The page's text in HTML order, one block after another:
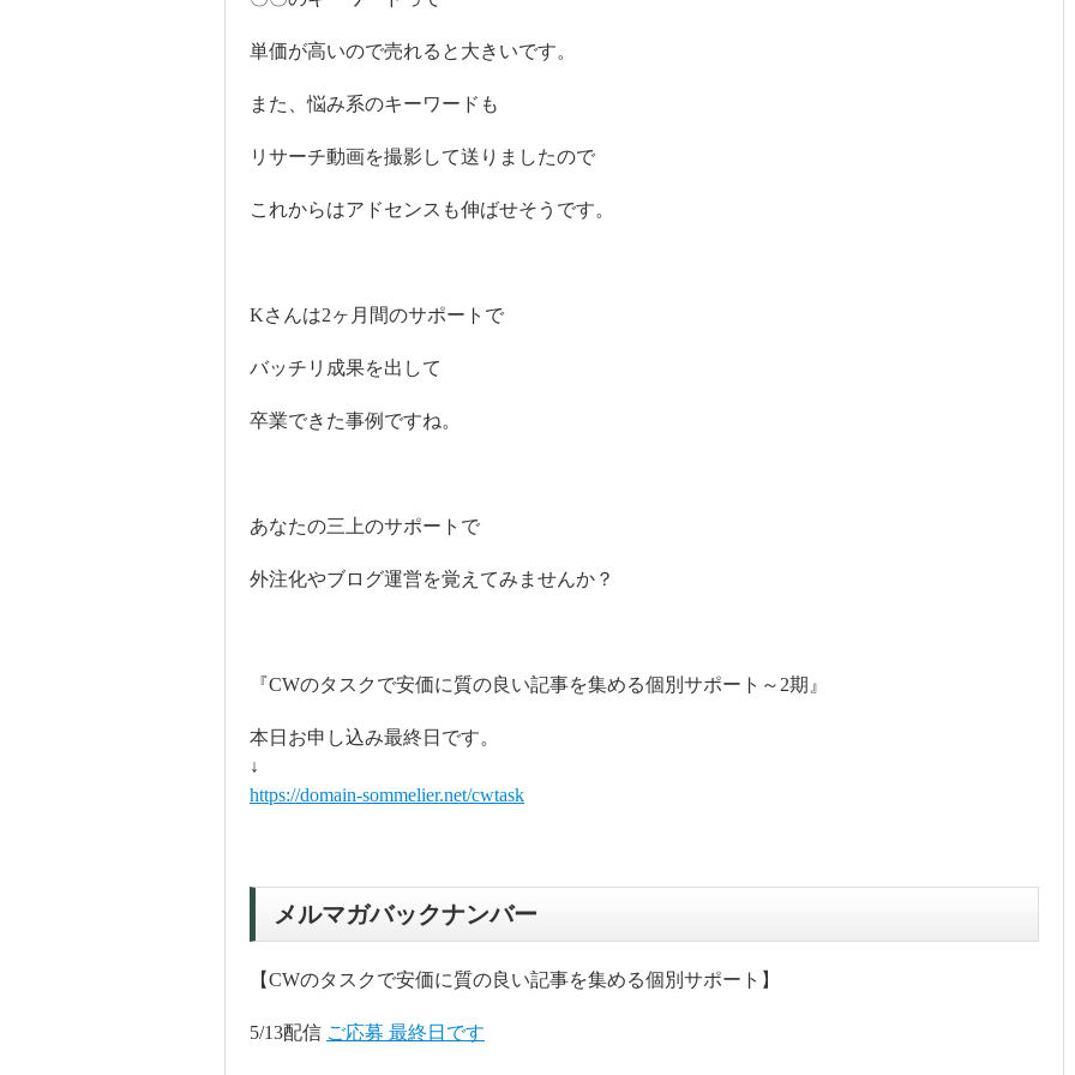
単価が高いので売れると大きいです。
また、悩み系のキーワードも
リサーチ動画を撮影して送りましたので
これからはアドセンスも伸ばせそうです。
Kさんは2ヶ月間のサポートで
バッチリ成果を出して
卒業できた事例ですね。
あなたの三上のサポートで
外注化やブログ運営を覚えてみませんか？
『CWのタスクで安価に質の良い記事を集める個別サポート～2期』
本日お申し込み最終日です。
↓
https://domain-sommelier.net/cwtask
メルマガバックナンバー
【CWのタスクで安価に質の良い記事を集める個別サポート】
5/13配信 ご応募 最終日です